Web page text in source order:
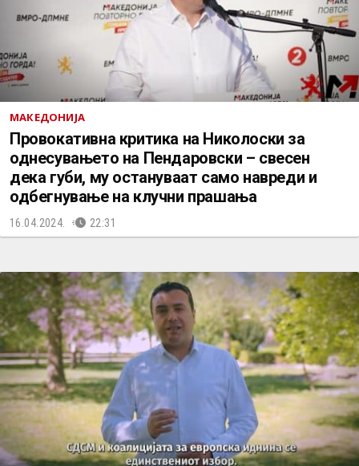
МАКЕДОНИЈА
Провокативна критика на Николоски за
однесувањето на Пендаровски – свесен
дека губи, му остануваат само навреди и
одбегнување на клучни прашања
16.04.2024. 22:31